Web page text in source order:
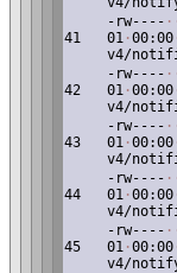
41
-rw---- ·
01 ·00:00
v4/
42
-rw---- ·
01 ·00:00
v4/
43
-rw---- ·
01 ·00:00
v4/
44
-rw---- ·
01 ·00:00
v4/
45
-rw---- ·
01 ·00:00
v4/